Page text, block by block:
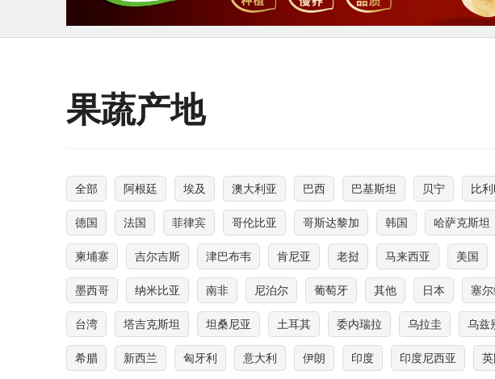
果蔬产地
全部 阿根廷 埃及 澳大利亚 巴西 巴基斯坦 贝宁 比
德国 法国 菲律宾 哥伦比亚 哥斯达黎加 韩国 哈萨克斯坦
柬埔寨 吉尔吉斯 津巴布韦 肯尼亚 老挝 马来西亚 美国
墨西哥 纳米比亚 南非 尼泊尔 葡萄牙 其他 日本 塞
台湾 塔吉克斯坦 坦桑尼亚 土耳其 委内瑞拉 乌拉圭 乌兹
希腊 新西兰 匈牙利 意大利 伊朗 印度 印度尼西亚 英